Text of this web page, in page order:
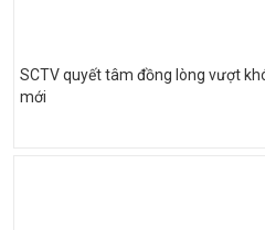
SCTV quyết tâm đồng lòng vượt
mới